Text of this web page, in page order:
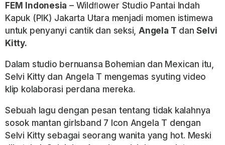
FEM Indonesia – Wildﬂower Studio Pantai Indah
Kapuk (PIK) Jakarta Utara menjadi momen istimewa
untuk penyanyi cantik dan seksi,Angela T danSelvi
Kitty.
Dalam studio bernuansa Bohemian dan Mexican itu,
Selvi Kitty dan Angela T mengemas syuting video
klip kolaborasi perdana mereka.
Sebuah Iagu dengan pesan tentang tidak kalahnya
sosok mantan girlsband 7 Icon Angela T dengan
Selvi Kitty sebagai seorang wanita yang hot. Meski